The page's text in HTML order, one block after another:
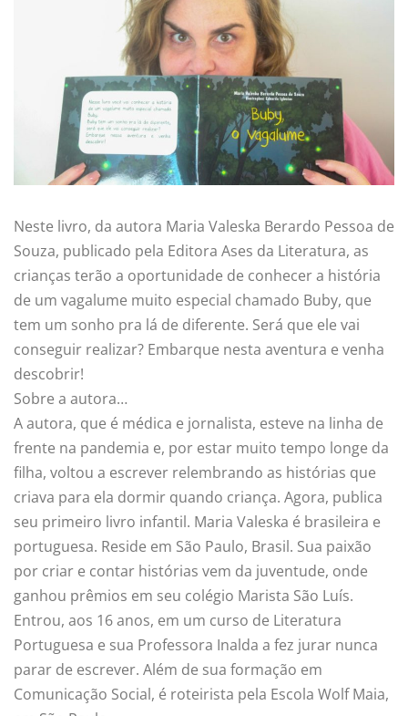
Neste livro, da autora Maria Valeska Berardo Pessoa de
Souza, publicado pela Editora Ases da Literatura, as
crianças terão a oportunidade de conhecer a história
de um vagalume muito especial chamado Buby, que
tem um sonho pra lá de diferente. Será que ele vai
conseguir realizar? Embarque nesta aventura e venha
descobrir!
Sobre a autora…
A autora, que é médica e jornalista, esteve na linha de
frente na pandemia e, por estar muito tempo longe da
filha, voltou a escrever relembrando as histórias que
criava para ela dormir quando criança. Agora, publica
seu primeiro livro infantil. Maria Valeska é brasileira e
portuguesa. Reside em São Paulo, Brasil. Sua paixão
por criar e contar histórias vem da juventude, onde
ganhou prêmios em seu colégio Marista São Luís.
Entrou, aos 16 anos, em um curso de Literatura
Portuguesa e sua Professora Inalda a fez jurar nunca
parar de escrever. Além de sua formação em
Comunicação Social, é roteirista pela Escola Wolf Maia,